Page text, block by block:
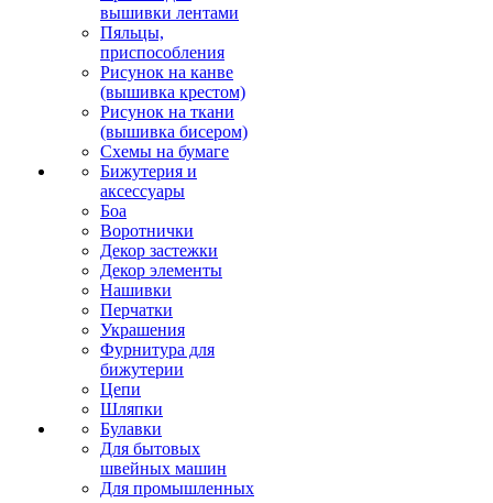
вышивки лентами
Пяльцы,
приспособления
Рисунок на канве
(вышивка крестом)
Рисунок на ткани
(вышивка бисером)
Схемы на бумаге
Бижутерия и
аксессуары
Боа
Воротнички
Декор застежки
Декор элементы
Нашивки
Перчатки
Украшения
Фурнитура для
бижутерии
Цепи
Шляпки
Булавки
Для бытовых
швейных машин
Для промышленных